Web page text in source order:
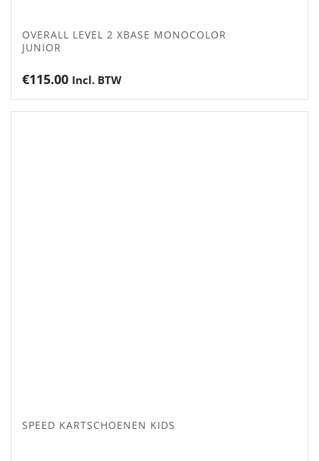
OVERALL LEVEL 2 XBASE MONOCOLOR
JUNIOR
€115.00 Incl. BTW
SPEED KARTSCHOENEN KIDS